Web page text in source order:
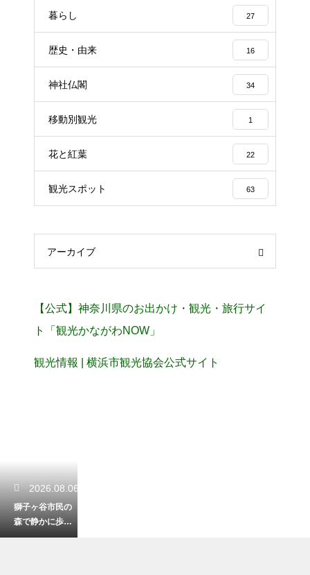
暮らし 27
歴史・由来 16
神社仏閣 34
移動別観光 1
花と紅葉 22
観光スポット 63
アーカイブ
【公式】神奈川県のお出かけ・観光・旅行サイ
ト「観光かながわNOW」
観光情報 | 横浜市観光協会公式サイト
2026.08.06
獅子ヶ谷市民の
森で静かに歩く
秋の紅葉散歩！